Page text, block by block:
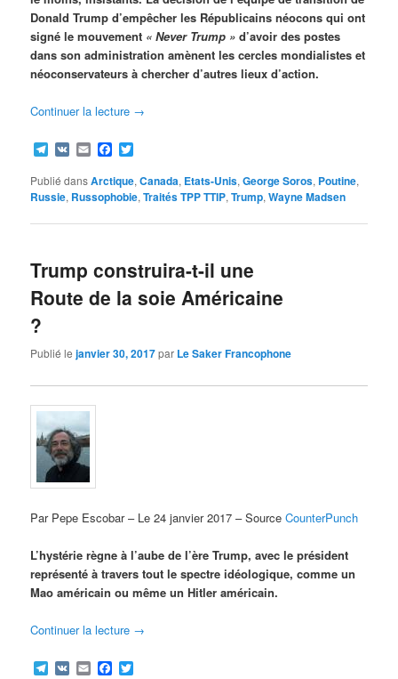
Donald Trump d’empêcher les Républicains néocons qui ont
signé le mouvement « Never Trump » d’avoir des postes
dans son administration amènent les cercles mondialistes et
néoconservateurs à chercher d’autres lieux d’action.
Continuer la lecture →
Telegram
VK EmailFacebook
Publié dansArctique,Canada, Etats-Unis,George Soros, Poutine,
Russie, Russophobie,Traités TPP TTIP,Trump,Wayne Madsen
Trump construira-t-il une
Route de la soie Américaine
?
Publié lejanvier 30, 2017par Le Saker Francophone
Par Pepe Escobar – Le 24 janvier 2017 – SourceCounterPunch
L’hystérie règne à l’aube de l’ère Trump, avec le président
représenté à travers tout le spectre idéologique, comme un
Mao américain ou même un Hitler américain.
Continuer la lecture →
Telegram
VK EmailFacebook